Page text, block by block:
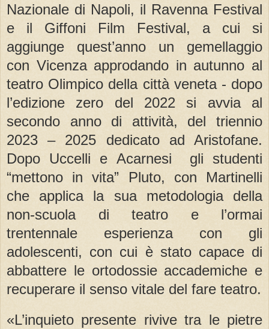
Nazionale di Napoli, il Ravenna Festival
e il Giffoni Film Festival, a cui si
aggiunge quest’anno un gemellaggio
con Vicenza approdando in autunno al
teatro Olimpico della città veneta - dopo
l’edizione zero del 2022 si avvia al
secondo anno di attività, del triennio
2023 – 2025 dedicato ad Aristofane.
Dopo Uccelli e Acarnesi gli studenti
“mettono in vita” Pluto, con Martinelli
che applica la sua metodologia della
non-scuola di teatro e l’ormai
trentennale esperienza con gli
adolescenti, con cui è stato capace di
abbattere le ortodossie accademiche e
recuperare il senso vitale del fare teatro.
«L’inquieto presente rivive tra le pietre